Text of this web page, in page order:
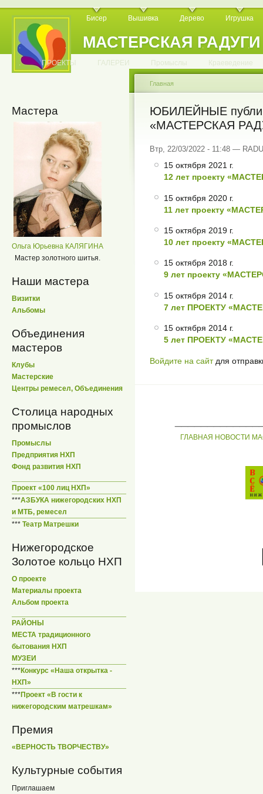
МАСТЕРСКАЯ РАДУГИ
Бисер Вышивка Дерево Игрушка
. . . . . . . . . . .
. ПРОЕКТЫ ГАЛЕРЕИ Промыслы Краеведение
Мастера
Ольга Юрьевна КАЛЯГИНА
Мастер золотного шитья.
Наши мастера
Визитки
Альбомы
Объединения
мастеров
Клубы
Мастерские
Центры ремесел, Объединения
Столица народных
промыслов
Промыслы
Предприятия НХП
Фонд развития НХП
Проект «100 лиц НХП»
***АЗБУКА нижегородских НХП
и МТБ, ремесел
*** Театр Матрешки
Нижегородское
Золотое кольцо НХП
О проекте
Материалы проекта
Альбом проекта
РАЙОНЫ
МЕСТА традиционного
бытования НХП
МУЗЕИ
***Конкурс «Наша открытка -
НХП»
***Проект «В гости к
нижегородским матрешкам»
Премия
«ВЕРНОСТЬ ТВОРЧЕСТВУ»
Культурные события
Приглашаем
Главная
ЮБИЛЕЙНЫЕ
«МАСТЕРСКАЯ
Втр, 22/03/2022 - 11:48 —
15 октября 2021 г.
12 лет проекту
15 октября 2020 г.
11 лет проекту
15 октября 2019 г.
10 лет проекту
15 октября 2018 г.
9 лет проекту
15 октября 2014 г.
7 лет ПРОЕКТУ
15 октября 2014 г.
5 лет ПРОЕКТУ
Войдите на сайтдля
ГЛАВНАЯ НОВОСТИ